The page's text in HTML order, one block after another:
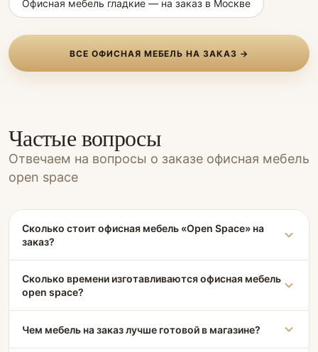
Офисная мебель гладкие — на заказ в Москве
ВСЕ ОФИСНАЯ МЕБЕЛЬ НА ЗАКАЗ →
Частые вопросы
Отвечаем на вопросы о заказе офисная мебель
open space
Сколько стоит офисная мебель «Open Space» на
заказ?
Сколько времени изготавливаются офисная мебель
open space?
Чем мебель на заказ лучше готовой в магазине?